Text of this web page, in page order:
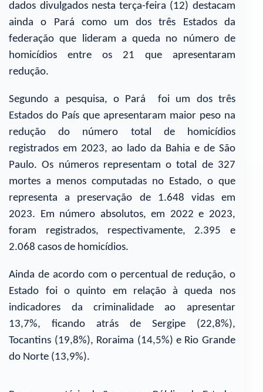
dados divulgados nesta terça-feira (12) destacam
ainda o Pará como um dos três Estados da
federação que lideram a queda no número de
homicídios entre os 21 que apresentaram
redução.
Segundo a pesquisa, o Pará foi um dos três
Estados do País que apresentaram maior peso na
redução do número total de homicídios
registrados em 2023, ao lado da Bahia e de São
Paulo. Os números representam o total de 327
mortes a menos computadas no Estado, o que
representa a preservação de 1.648 vidas em
2023. Em número absolutos, em 2022 e 2023,
foram registrados, respectivamente, 2.395 e
2.068 casos de homicídios.
Ainda de acordo com o percentual de redução, o
Estado foi o quinto em relação à queda nos
indicadores da criminalidade ao apresentar
13,7%, ficando atrás de Sergipe (22,8%),
Tocantins (19,8%), Roraima (14,5%) e Rio Grande
do Norte (13,9%).